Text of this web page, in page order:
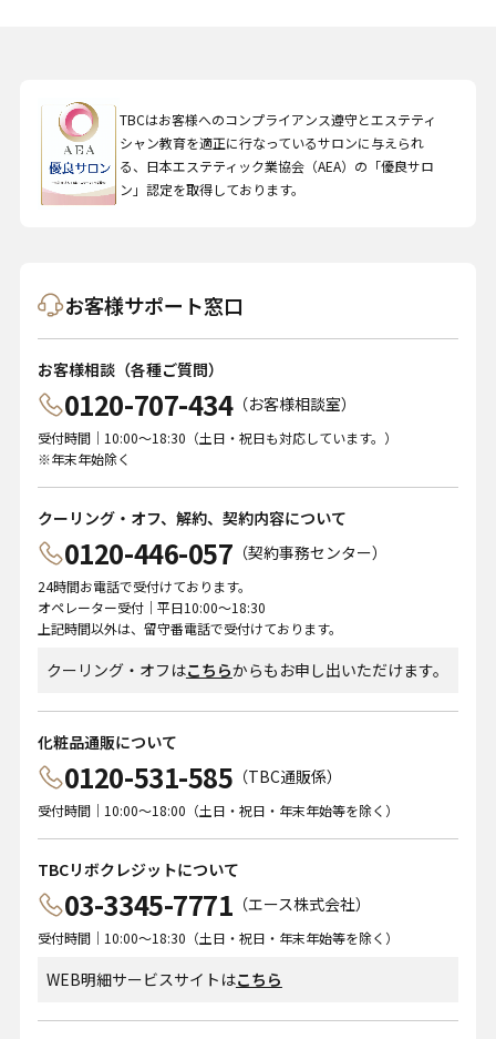
TBCはお客様へのコンプライアンス遵守とエステティ
シャン教育を適正に行なっているサロンに与えられ
る、日本エステティック業協会（AEA）の「優良サロ
ン」認定を取得しております。
お客様サポート窓口
お客様相談（各種ご質問）
0120-707-434（お客様相談室）
受付時間｜10:00～18:30（土日・祝日も対応しています。）
※年末年始除く
クーリング・オフ、解約、契約内容について
0120-446-057 （契約事務センター）
24時間お電話で受付けております。
オペレーター受付｜平日10:00～18:30
上記時間以外は、留守番電話で受付けております。
クーリング・オフはこちらからもお申し出いただけます。
化粧品通販について
0120-531-585 （TBC通販係）
受付時間｜10:00～18:00（土日・祝日・年末年始等を除く）
TBCリボクレジットについて
03-3345-7771 （エース株式会社）
受付時間｜10:00～18:30（土日・祝日・年末年始等を除く）
WEB明細サービスサイトはこちら